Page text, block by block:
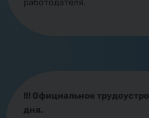
работодателя.
!!! Официальное
дня.